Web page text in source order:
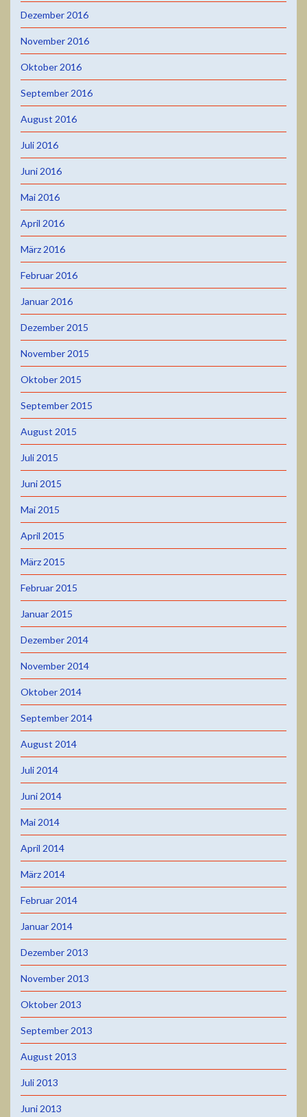
Dezember 2016
November 2016
Oktober 2016
September 2016
August 2016
Juli 2016
Juni 2016
Mai 2016
April 2016
März 2016
Februar 2016
Januar 2016
Dezember 2015
November 2015
Oktober 2015
September 2015
August 2015
Juli 2015
Juni 2015
Mai 2015
April 2015
März 2015
Februar 2015
Januar 2015
Dezember 2014
November 2014
Oktober 2014
September 2014
August 2014
Juli 2014
Juni 2014
Mai 2014
April 2014
März 2014
Februar 2014
Januar 2014
Dezember 2013
November 2013
Oktober 2013
September 2013
August 2013
Juli 2013
Juni 2013